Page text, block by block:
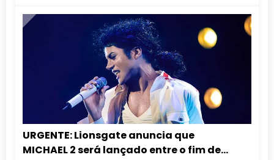
URGENTE: Lionsgate anuncia que
MICHAEL 2 será lançado entre o fim de